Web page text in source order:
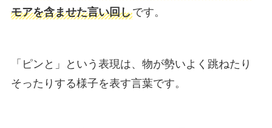
モアを含ませた言い回しです。
「ピンと」という表現は、物が勢いよく跳ねたり
そったりする様子を表す言葉です。